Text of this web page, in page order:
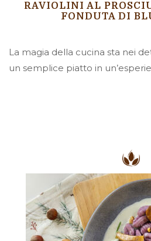
RAVIOLINI AL
FONDUTA DI
La magia della cucina sta nei
un semplice piatto in